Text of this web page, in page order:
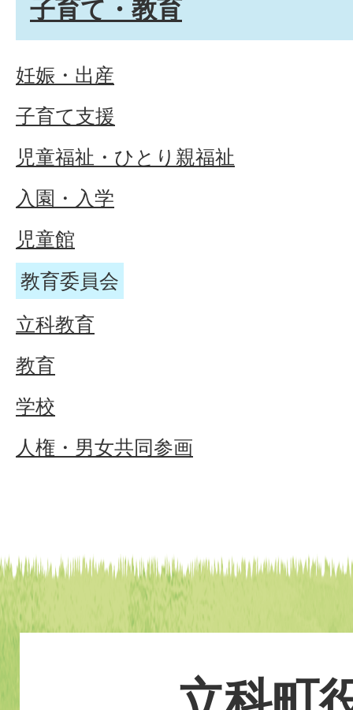
子育て・教育
妊娠・出産
子育て支援
児童福祉・ひとり親福祉
入園・入学
児童館
教育委員会
立科教育
教育
学校
人権・男女共同参画